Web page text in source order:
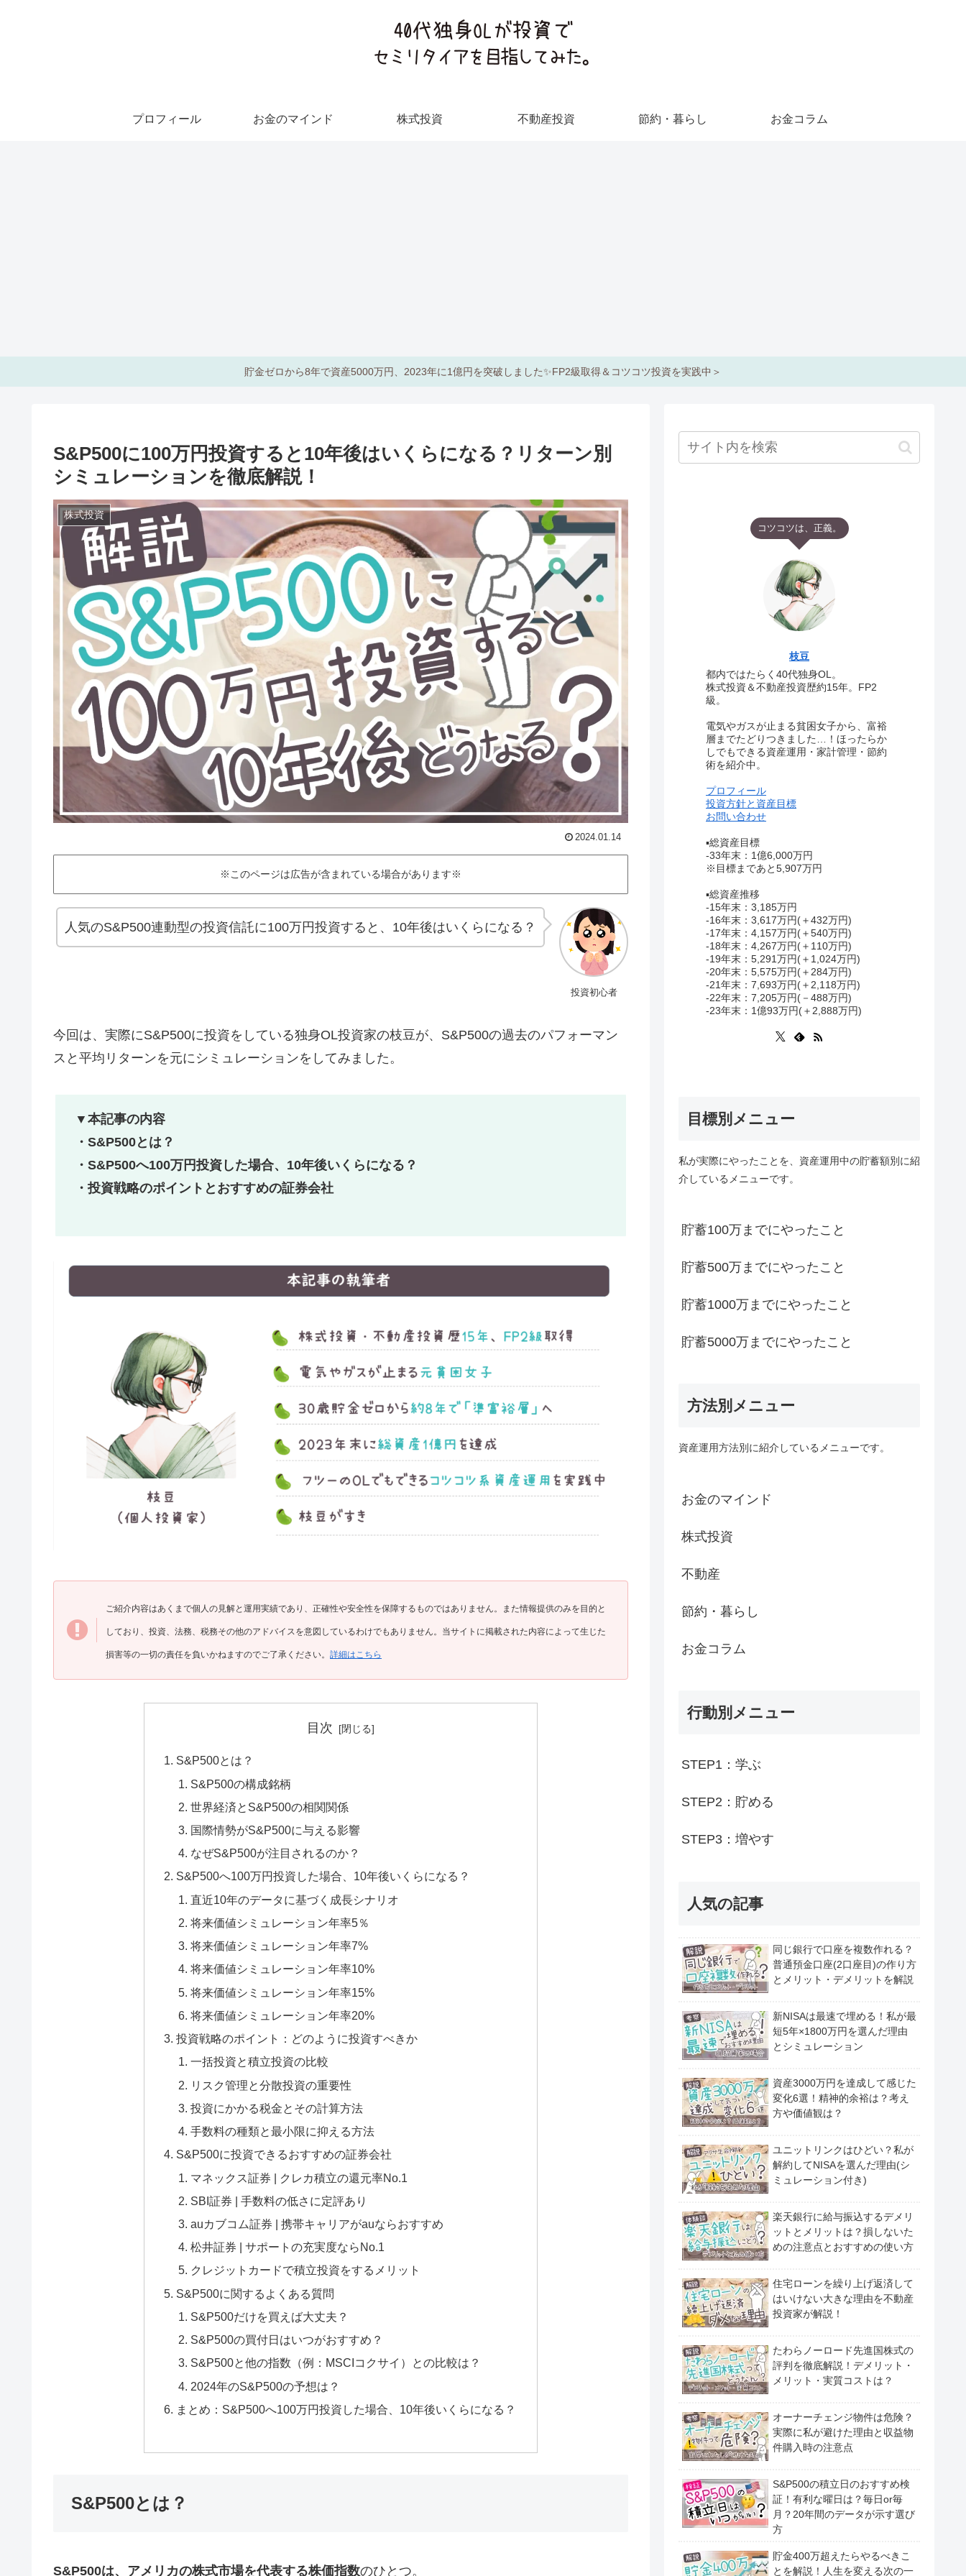
プロフィール お金のマインド 株式投資 不動産投資 節約・暮らし お金コラム
貯金ゼロから8年で資産5000万円、2023年に1億円を突破しました✨FP2級取得＆コツコツ投資を実践中＞
S&P500に100万円投資すると10年後はいくらになる？リターン別
シミュレーションを徹底解説！
株式投資
2024.01.14
※このページは広告が含まれている場合があります※
投資初心者
人気のS&P500連動型の投資信託に100万円投資すると、10年後はいくらになる？
今回は、実際にS&P500に投資をしている独身OL投資家の枝豆が、S&P500の過去のパフォーマン
スと平均リターンを元にシミュレーションをしてみました。
▼本記事の内容
・S&P500とは？
・S&P500へ100万円投資した場合、10年後いくらになる？
・投資戦略のポイントとおすすめの証券会社
ご紹介内容はあくまで個人の見解と運用実績であり、正確性や安全性を保障するものではありません。また情報提供のみを目的と
しており、投資、法務、税務その他のアドバイスを意図しているわけでもありません。当サイトに掲載された内容によって生じた
損害等の一切の責任を負いかねますのでご了承ください。 詳細はこちら
目次
S&P500とは？
S&P500の構成銘柄
世界経済とS&P500の相関関係
国際情勢がS&P500に与える影響
なぜS&P500が注目されるのか？
S&P500へ100万円投資した場合、10年後いくらになる？
直近10年のデータに基づく成長シナリオ
将来価値シミュレーション年率5％
将来価値シミュレーション年率7%
将来価値シミュレーション年率10%
将来価値シミュレーション年率15%
将来価値シミュレーション年率20%
投資戦略のポイント：どのように投資すべきか
一括投資と積立投資の比較
リスク管理と分散投資の重要性
投資にかかる税金とその計算方法
手数料の種類と最小限に抑える方法
S&P500に投資できるおすすめの証券会社
マネックス証券 | クレカ積立の還元率No.1
SBI証券 | 手数料の低さに定評あり
auカブコム証券 | 携帯キャリアがauならおすすめ
松井証券 | サポートの充実度ならNo.1
クレジットカードで積立投資をするメリット
S&P500に関するよくある質問
S&P500だけを買えば大丈夫？
S&P500の買付日はいつがおすすめ？
S&P500と他の指数（例：MSCIコクサイ）との比較は？
2024年のS&P500の予想は？
まとめ：S&P500へ100万円投資した場合、10年後いくらになる？
S&P500とは？
S&P500は、アメリカの株式市場を代表する株価指数のひとつ。
コツコツは、正義。
枝豆
都内ではたらく40代独身OL。
株式投資＆不動産投資歴約15年。FP2
級。
電気やガスが止まる貧困女子から、富裕
層までたどりつきました…！ほったらか
しでもできる資産運用・家計管理・節約
術を紹介中。
プロフィール
投資方針と資産目標
お問い合わせ
▪総資産目標
-33年末：1億6,000万円
※目標まであと5,907万円
▪総資産推移
-15年末：3,185万円
-16年末：3,617万円(＋432万円)
-17年末：4,157万円(＋540万円)
-18年末：4,267万円(＋110万円)
-19年末：5,291万円(＋1,024万円)
-20年末：5,575万円(＋284万円)
-21年末：7,693万円(＋2,118万円)
-22年末：7,205万円(－488万円)
-23年末：1億93万円(＋2,888万円)
目標別メニュー
私が実際にやったことを、資産運用中の貯蓄額別に紹
介しているメニューです。
貯蓄100万までにやったこと
貯蓄500万までにやったこと
貯蓄1000万までにやったこと
貯蓄5000万までにやったこと
方法別メニュー
資産運用方法別に紹介しているメニューです。
お金のマインド
株式投資
不動産
節約・暮らし
お金コラム
行動別メニュー
STEP1：学ぶ
STEP2：貯める
STEP3：増やす
人気の記事
同じ銀行で口座を複数作れる？
普通預金口座(2口座目)の作り方
とメリット・デメリットを解説
新NISAは最速で埋める！私が最
短5年×1800万円を選んだ理由
とシミュレーション
資産3000万円を達成して感じた
変化6選！精神的余裕は？考え
方や価値観は？
ユニットリンクはひどい？私が
解約してNISAを選んだ理由(シ
ミュレーション付き)
楽天銀行に給与振込するデメリ
ットとメリットは？損しないた
めの注意点とおすすめの使い方
住宅ローンを繰り上げ返済して
はいけない大きな理由を不動産
投資家が解説！
たわらノーロード先進国株式の
評判を徹底解説！デメリット・
メリット・実質コストは？
オーナーチェンジ物件は危険？
実際に私が避けた理由と収益物
件購入時の注意点
S&P500の積立日のおすすめ検
証！有利な曜日は？毎日or毎
月？20年間のデータが示す選び
方
貯金400万超えたらやるべきこ
とを解説！人生を変える次の一